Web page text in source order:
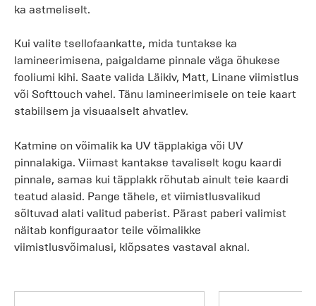
ka astmeliselt.
Kui valite tsellofaankatte, mida tuntakse ka
lamineerimisena, paigaldame pinnale väga õhukese
fooliumi kihi. Saate valida Läikiv, Matt, Linane viimistlus
või Softtouch vahel. Tänu lamineerimisele on teie kaart
stabiilsem ja visuaalselt ahvatlev.
Katmine on võimalik ka UV täpplakiga või UV
pinnalakiga. Viimast kantakse tavaliselt kogu kaardi
pinnale, samas kui täpplakk rõhutab ainult teie kaardi
teatud alasid. Pange tähele, et viimistlusvalikud
sõltuvad alati valitud paberist. Pärast paberi valimist
näitab konfiguraator teile võimalikke
viimistlusvõimalusi, klõpsates vastaval aknal.